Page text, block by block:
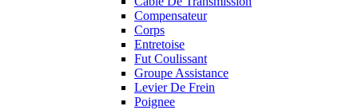
Compensateur
Corps
Entretoise
Fut Coulissant
Groupe Assistance
Levier De Frein
Poignee